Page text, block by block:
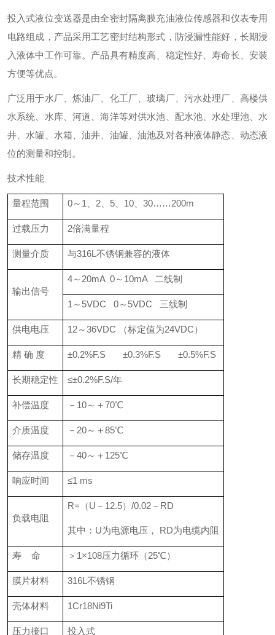
投入式液位变送器是由全密封隔离膜充油液位传感器和仪表专用
电路组成，产品采用工艺密封结构形式，防浸漏性能好，长期浸
入液体中工作可靠。产品具有精度高、稳定性好、寿命长、安装
方便等优点。
广泛用于水厂、炼油厂、化工厂、玻璃厂、污水处理厂、高楼供
水系统、水库、河道、海洋等对供水池、配水池、水处理池、水
井、水罐、水箱、油井、油罐、油池及对各种液体静态、动态液
位的测量和控制。
技术性能
量程范围 0～1、2、5、10、30……200m
过载压力 2倍满量程
测量介质 与316L不锈钢兼容的液体
输出信号
4～20mA 0～10mA 二线制
1～5VDC 0～5VDC 三线制
供电电压 12～36VDC （标定值为24VDC）
精 确 度 ±0.2%F.S ±0.3%F.S ±0.5%F.S
长期稳定性 ≤±0.2%F.S/年
补偿温度 －10～＋70℃
介质温度 －20～＋85℃
储存温度 －40～＋125℃
响应时间 ≤1 ms
负载电阻
R=（U－12.5）/0.02－RD
其中：U为电源电压， RD为电缆内阻
寿 命 ＞1×108压力循环（25℃）
膜片材料 316L不锈钢
壳体材料 1Cr18Ni9Ti
压力接口 投入式